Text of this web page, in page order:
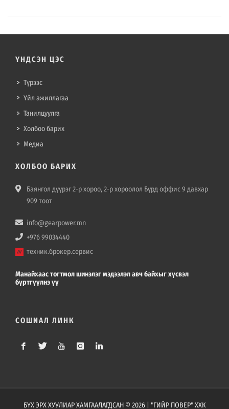
ҮНДСЭН ЦЭС
Түрээс
Үйл ажиллагаа
Танилцуулга
Холбоо барих
Медиа
ХОЛБОО БАРИХ
Баянгол дүүрэг 2-р хороо, 2-р хороолол Бүрд оффис 9 давхар
909 тоот
info@gearpower.mn
+976 99034440
техник.брокер.сервис
Манайхаас тогтмол шинэлэг мэдээлэл авч байхыг хүсвэл
бүртгүүлнэ үү
СОШИАЛ ЛИНК
БҮХ ЭРХ ХУУЛИАР ХАМГААЛАГДСАН © 2026 | "ГИЙР ПОВЕР" ХХК